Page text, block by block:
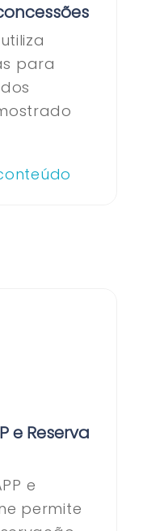
para
e Reserva
e
permite